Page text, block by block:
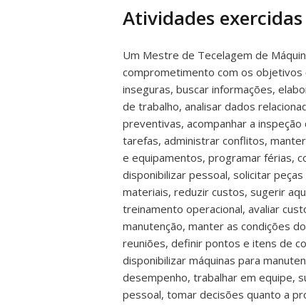
Atividades
Um Mestre de Tecelagem de
comprometimento com os objetivos
inseguras, buscar informações,
de trabalho, analisar dados
preventivas, acompanhar a
tarefas, administrar conflitos,
e equipamentos, programar férias,
disponibilizar pessoal, solicitar
materiais, reduzir custos, sugerir
treinamento operacional, avaliar
manutenção, manter as condições
reuniões, definir pontos e itens de
disponibilizar máquinas para
desempenho, trabalhar em equipe,
pessoal, tomar decisões quanto a